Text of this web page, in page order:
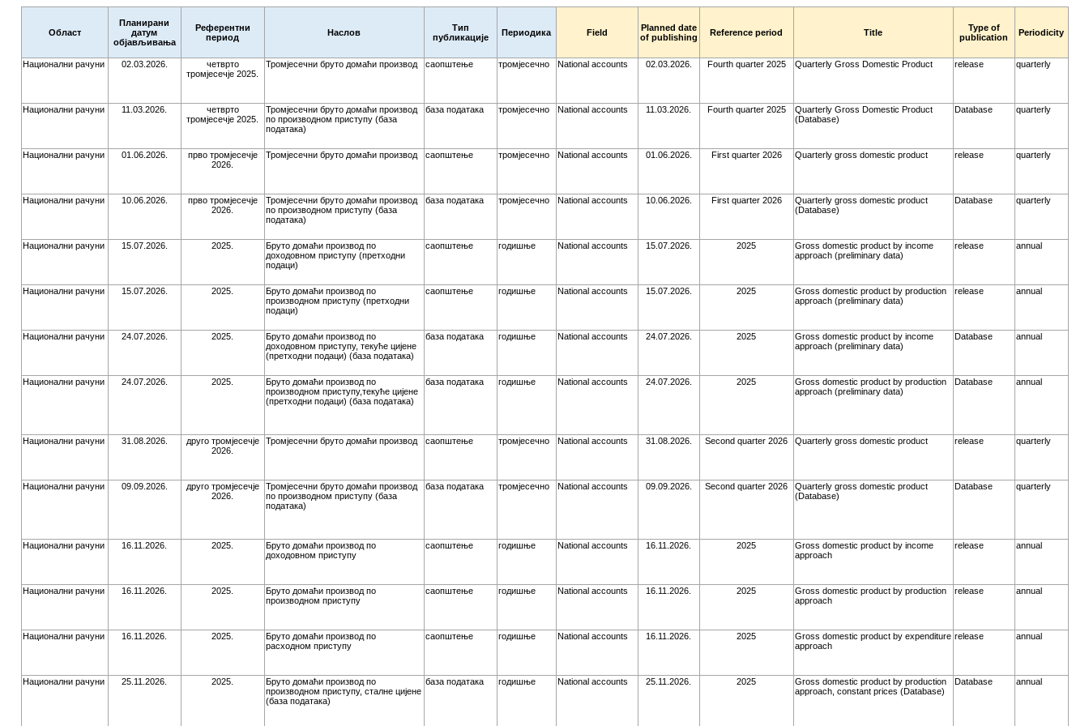
Област
Планирани
датум
објављивања
Референтни
период
Наслов
Тип
публикације
Периодика Field
Planned date
of publishing
Reference period Title
Type of
publication
Periodicity
Национални рачуни 02.03.2026.
четврто
тромјесечје 2025.
Тромјесечни бруто домаћи производ саопштење тромјесечно National accounts 02.03.2026. Fourth quarter 2025 Quarterly Gross Domestic Product release quarterly
Национални рачуни 11.03.2026.
четврто
тромјесечје 2025.
Тромјесечни бруто домаћи производ
по производном приступу (база
података)
база података тромјесечно National accounts 11.03.2026. Fourth quarter 2025
Quarterly Gross Domestic Product
(Database)
Database quarterly
Национални рачуни 01.06.2026.
прво тромјесечје
2026.
Тромјесечни бруто домаћи производ саопштење тромјесечно National accounts 01.06.2026. First quarter 2026 Quarterly gross domestic product release quarterly
Национални рачуни 10.06.2026.
прво тромјесечје
2026.
Тромјесечни бруто домаћи производ
по производном приступу (база
података)
база података тромјесечно National accounts 10.06.2026. First quarter 2026
Quarterly gross domestic product
(Database)
Database quarterly
Национални рачуни 15.07.2026. 2025.
Бруто домаћи производ по
доходовном приступу (претходни
подаци)
саопштење годишње National accounts 15.07.2026. 2025
Gross domestic product by income
approach (preliminary data)
release annual
Национални рачуни 15.07.2026. 2025.
Бруто домаћи производ по
производном приступу (претходни
подаци)
саопштење годишње National accounts 15.07.2026. 2025
Gross domestic product by production
approach (preliminary data)
release annual
Национални рачуни 24.07.2026. 2025.
Бруто домаћи производ по
доходовном приступу, текуће цијене
(претходни подаци) (база података)
база података годишње National accounts 24.07.2026. 2025
Gross domestic product by income
approach (preliminary data)
Database annual
Национални рачуни 24.07.2026. 2025.
Бруто домаћи производ по
производном приступу,текуће цијене
(претходни подаци) (база података)
база података годишње National accounts 24.07.2026. 2025
Gross domestic product by production
approach (preliminary data)
Database annual
Национални рачуни 31.08.2026.
друго тромјесечје
2026.
Тромјесечни бруто домаћи производ саопштење тромјесечно National accounts 31.08.2026. Second quarter 2026 Quarterly gross domestic product release quarterly
Национални рачуни 09.09.2026.
друго тромјесечје
2026.
Тромјесечни бруто домаћи производ
по производном приступу (база
података)
база података тромјесечно National accounts 09.09.2026. Second quarter 2026
Quarterly gross domestic product
(Database)
Database quarterly
Национални рачуни 16.11.2026. 2025.
Бруто домаћи производ по
доходовном приступу
саопштење годишње National accounts 16.11.2026. 2025
Gross domestic product by income
approach
release annual
Национални рачуни 16.11.2026. 2025.
Бруто домаћи производ по
производном приступу
саопштење годишње National accounts 16.11.2026. 2025
Gross domestic product by production
approach
release annual
Национални рачуни 16.11.2026. 2025.
Бруто домаћи производ по
расходном приступу
саопштење годишње National accounts 16.11.2026. 2025
Gross domestic product by expenditure
approach
release annual
Национални рачуни 25.11.2026. 2025.
Бруто домаћи производ по
производном приступу, сталне цијене
(база података)
база података годишње National accounts 25.11.2026. 2025
Gross domestic product by production
approach, constant prices (Database)
Database annual